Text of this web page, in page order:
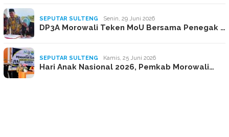
SEPUTAR SULTENG Senin, 29 Juni 2026
DP3A Morowali Teken MoU Bersama Penegak …
SEPUTAR SULTENG Kamis, 25 Juni 2026
Hari Anak Nasional 2026, Pemkab Morowali…